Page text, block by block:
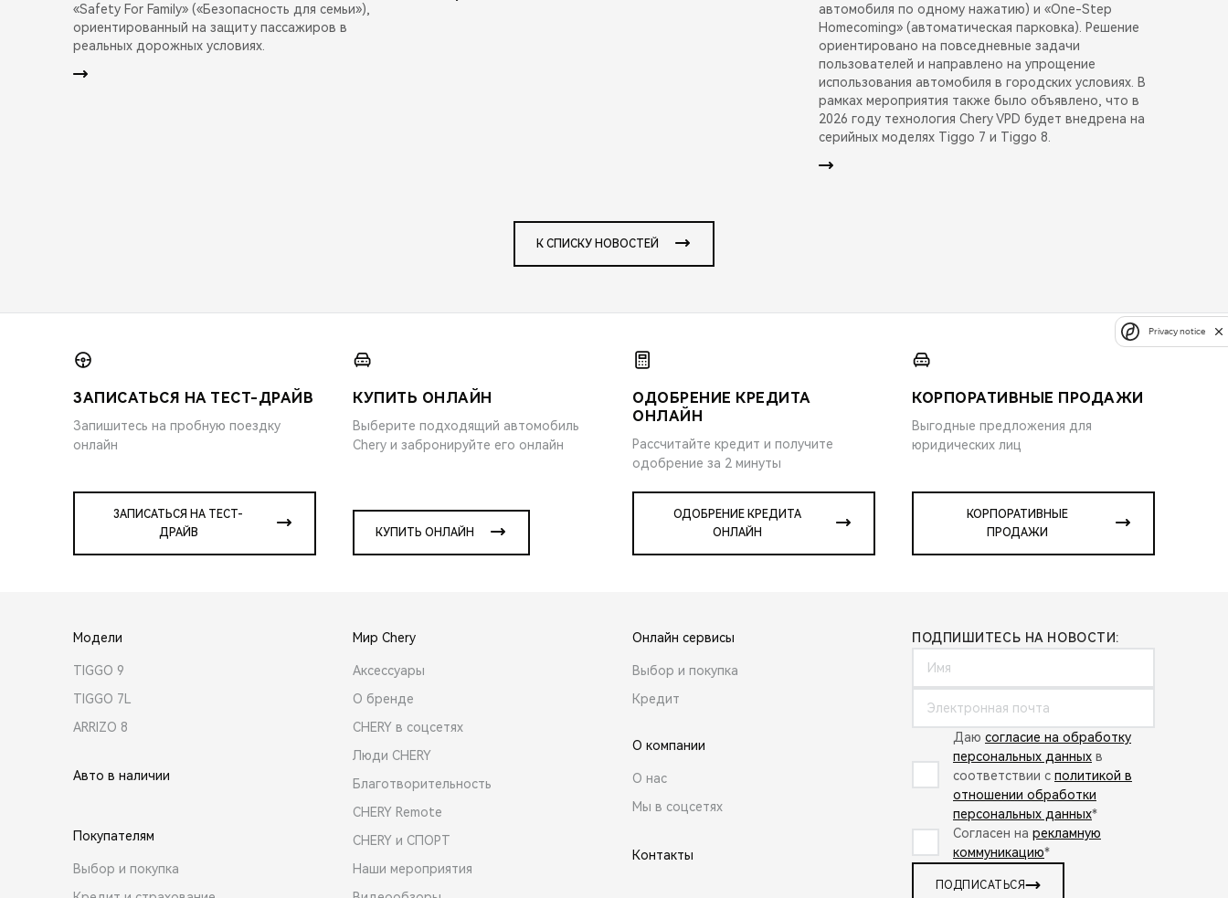
«Safety For Family» («Безопасность для семьи»),
ориентированный на защиту пассажиров в
реальных дорожных условиях.
автомобиля по одному нажатию) и «One-Step
Homecoming» (автоматическая парковка). Решение
ориентировано на повседневные задачи
пользователей и направлено на упрощение
использования автомобиля в городских условиях. В
рамках мероприятия также было объявлено, что в
2026 году технология Chery VPD будет внедрена на
серийных моделях Tiggo 7 и Tiggo 8.
К СПИСКУ НОВОСТЕЙ
ЗАПИСАТЬСЯ НА ТЕСТ-ДРАЙВ
Запишитесь на пробную поездку
онлайн
ЗАПИСАТЬСЯ НА ТЕСТ-
ДРАЙВ
КУПИТЬ ОНЛАЙН
Выберите подходящий автомобиль
Chery и забронируйте его онлайн
КУПИТЬ ОНЛАЙН
ОДОБРЕНИЕ КРЕДИТА
ОНЛАЙН
Рассчитайте кредит и получите
одобрение за 2 минуты
ОДОБРЕНИЕ КРЕДИТА
ОНЛАЙН
КОРПОРАТИВНЫЕ ПРОДАЖИ
Выгодные предложения для
юридических лиц
КОРПОРАТИВНЫЕ
ПРОДАЖИ
Модели
TIGGO 9
TIGGO 7L
ARRIZO 8
Авто в наличии
Покупателям
Выбор и покупка
Мир Chery
Аксессуары
О бренде
CHERY в соцсетях
Люди CHERY
Благотворительность
CHERY Remote
CHERY и СПОРТ
Наши мероприятия
Онлайн сервисы
Выбор и покупка
Кредит
О компании
О нас
Мы в соцсетях
Контакты
ПОДПИШИТЕСЬ НА НОВОСТИ:
Даю согласие на обработку
персональных данных в
соответствии с политикой в
отношении обработки
персональных данных*
Согласен на рекламную
коммуникацию*
ПОДПИСАТЬСЯ
Privacy notice